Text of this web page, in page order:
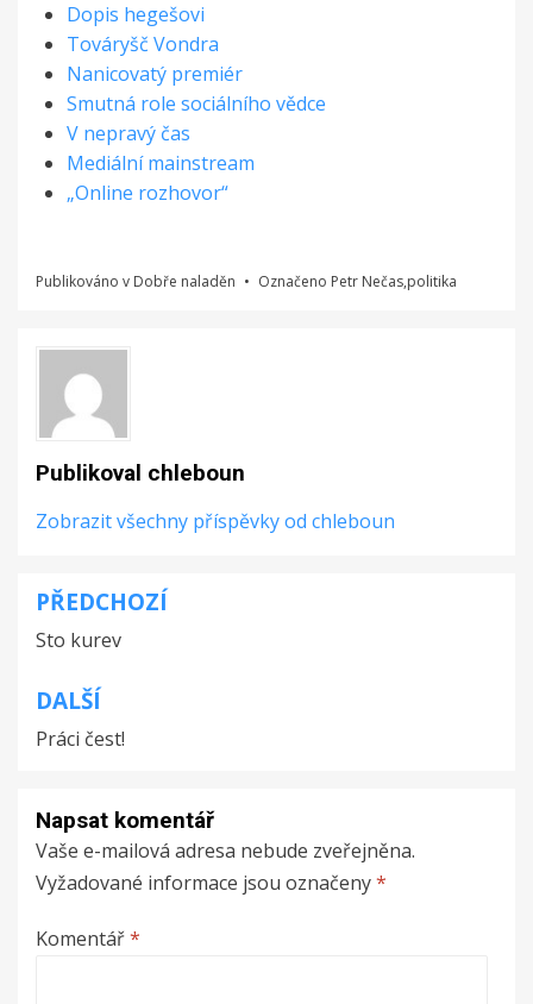
Dopis hegešovi
Továryšč Vondra
Nanicovatý premiér
Smutná role sociálního vědce
V nepravý čas
Mediální mainstream
„Online rozhovor“
Publikováno v Dobře naladěn Označeno Petr Nečas,politika
Publikoval chleboun
Zobrazit všechny příspěvky od chleboun
Navigace
pro
příspěvek
PŘEDCHOZÍ
Sto kurev
DALŠÍ
Práci čest!
Napsat komentář
Vaše e-mailová adresa nebude zveřejněna.
Vyžadované informace jsou označeny*
Komentář*